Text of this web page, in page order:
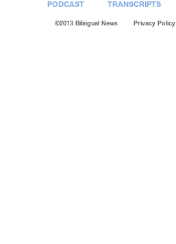
PODCAST TRANSCRIPTS
©2013 Bilingual News Privacy Policy